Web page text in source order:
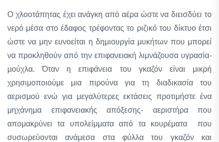
Ο χλοοτάπητας έχει ανάγκη από αέρα ώστε να διεισδύει το
νερό μέσα στο έδαφος τρέφοντας το ριζικό του δίκτυο έτσι
ώστε να μην ευνοείται η δημιουργία μυκήτων που μπορεί
να προκληθούν από την επιφανειακή λιμνάζουσα υγρασία-
μούχλα. Όταν η επιφάνεια του γκαζόν είναι μικρή
χρησιμοποιούμε μια πιρούνα για τη διαδικασία του
αερισμού ενώ για μεγαλύτερες εκτάσεις προτιμήστε ένα
μηχάνημα επιφανειακής απόξεσης- αεριστήρα που
απομακρύνει τα υπολείμματα από τα κουρέματα που
συσωρεύονται ανάμεσα στα φύλλα του γκαζόν και